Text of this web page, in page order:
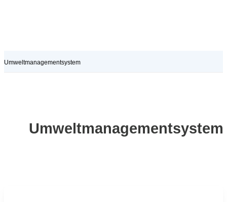
Umweltmanagementsystem
Umweltmanagementsystem